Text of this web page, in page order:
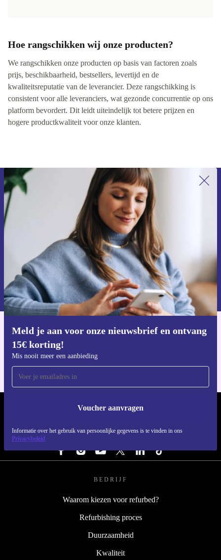
Hoe rangschikken wij onze producten?
We rangschikken onze producten op basis van factoren zoals
prijs, beschikbaarheid, bestsellers, levertijd en de
kwaliteitsreputatie van de leverancier. Deze rangschikking is
consistent voor alle leveranciers, wat gezonde concurrentie op ons
platform bevordert. Dit leidt uiteindelijk tot betere prijzen en
hogere productkwaliteit voor onze klanten.
Meld je aan voor onze nieuwsbrief en ontvang
15€ korting!
Mis nooit meer een aanbieding
Voucher aanvragen
Informatie over het gebruik van persoonlijke gegevens is te vinden in ons
Privacybeleid
Meld je aan voor onze nieuwsbrief en
ontvang €15 korting!
Mis nooit meer een aanbieding.
Voucher aanvragen
Informatie over het gebruik van persoonsgegevens vind je in ons
privacybeleid
Download de refurbed app
REFURBED NEDERLAND - RETHINK NEW.
VOLG ONS
BEDRIJF
Waarom kiezen voor refurbed?
Refurbishing proces
Duurzaamheid
Kwaliteit